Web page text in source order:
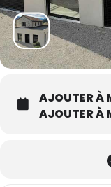
AJOUTER À
AJOUTER À